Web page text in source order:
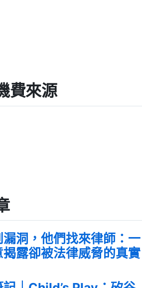
費來源
漏洞，他們找來律師：一
揭露卻被法律威脅的真實